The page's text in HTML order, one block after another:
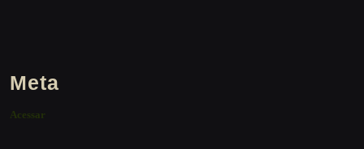
Meta
Acessar